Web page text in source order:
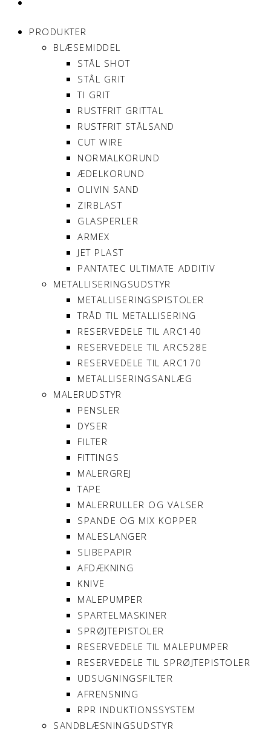
PRODUKTER
BLÆSEMIDDEL
STÅL SHOT
STÅL GRIT
TI GRIT
RUSTFRIT GRITTAL
RUSTFRIT STÅLSAND
CUT WIRE
NORMALKORUND
ÆDELKORUND
OLIVIN SAND
ZIRBLAST
GLASPERLER
ARMEX
JET PLAST
PANTATEC ULTIMATE ADDITIV
METALLISERINGSUDSTYR
METALLISERINGSPISTOLER
TRÅD TIL METALLISERING
RESERVEDELE TIL ARC140
RESERVEDELE TIL ARC528E
RESERVEDELE TIL ARC170
METALLISERINGSANLÆG
MALERUDSTYR
PENSLER
DYSER
FILTER
FITTINGS
MALERGREJ
TAPE
MALERRULLER OG VALSER
SPANDE OG MIX KOPPER
MALESLANGER
SLIBEPAPIR
AFDÆKNING
KNIVE
MALEPUMPER
SPARTELMASKINER
SPRØJTEPISTOLER
RESERVEDELE TIL MALEPUMPER
RESERVEDELE TIL SPRØJTEPISTOLER
UDSUGNINGSFILTER
AFRENSNING
RPR INDUKTIONSSYSTEM
SANDBLÆSNINGSUDSTYR